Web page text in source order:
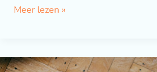
Meer lezen »
Waarom